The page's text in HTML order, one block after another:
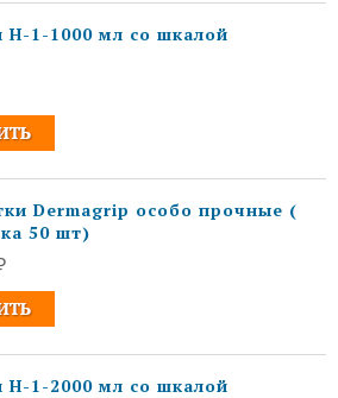
Н-1-1000 мл со шкалой
Dermagrip особо прочные (
50 шт)
Н-1-2000 мл со шкалой